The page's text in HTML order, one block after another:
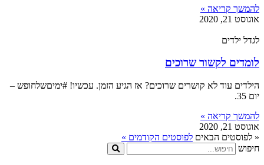
להמשך קריאה »
אוגוסט 21, 2020
לגדל ילדים
לומדים לקשור שרוכים
הילדים עוד לא קושרים שרוכים? אז הגיע הזמן. עכשיו! #ימיםשלחופש –
יום 35.
להמשך קריאה »
אוגוסט 21, 2020
« לפוסטים הבאים לפוסטים הקודמים »
חיפוש